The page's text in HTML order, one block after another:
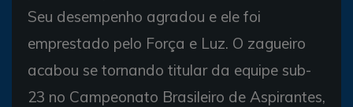
Seu desempenho agradou e ele foi
emprestado pelo Força e Luz. O zagueiro
acabou se tornando titular da equipe sub-
23 no Campeonato Brasileiro de Aspirantes,